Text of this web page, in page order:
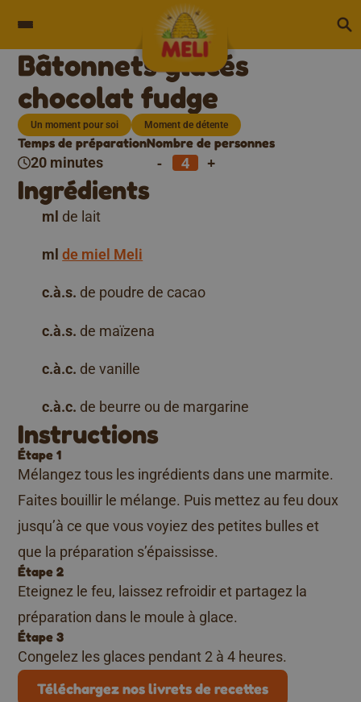
Bâtonnets glacés
chocolat fudge
Un moment pour soi Moment de détente
Temps de préparation
20 minutes
Nombre de personnes
- +
Ingrédients
ml de lait
ml de miel Meli
c.à.s. de poudre de cacao
c.à.s. de maïzena
c.à.c. de vanille
c.à.c. de beurre ou de margarine
Instructions
Étape 1
Mélangez tous les ingrédients dans une marmite.
Faites bouillir le mélange. Puis mettez au feu doux
jusqu’à ce que vous voyiez des petites bulles et
que la préparation s’épaississe.
Étape 2
Eteignez le feu, laissez refroidir et partagez la
préparation dans le moule à glace.
Étape 3
Congelez les glaces pendant 2 à 4 heures.
Téléchargez nos livrets de recettes